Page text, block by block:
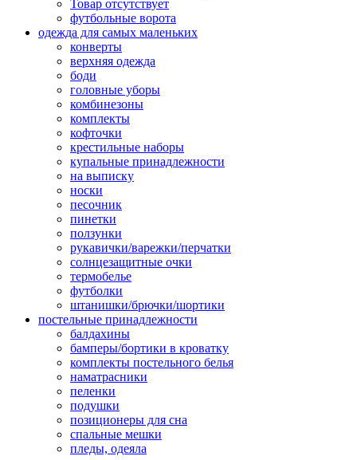
Товар отсутствует
футбольные ворота
одежда для самых маленьких
конверты
верхняя одежда
боди
головные уборы
комбинезоны
комплекты
кофточки
крестильные наборы
купальные принадлежности
на выписку
носки
песочник
пинетки
ползунки
рукавички/варежки/перчатки
солнцезащитные очки
термобелье
футболки
штанишки/брючки/шортики
постельные принадлежности
балдахины
бамперы/бортики в кроватку
комплекты постельного белья
наматрасники
пеленки
подушки
позиционеры для сна
спальные мешки
пледы, одеяла